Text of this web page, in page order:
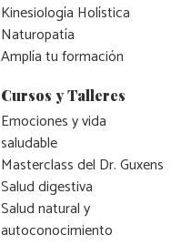
Kinesiología Holística
Naturopatía
Amplía tu formación
Cursos y Talleres
Emociones y vida
saludable
Masterclass del Dr. Guxens
Salud digestiva
Salud natural y
autoconocimiento